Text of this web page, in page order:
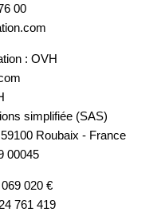
00
: OVH
simplifiée (SAS)
Roubaix - France
00045
020 €
761 419